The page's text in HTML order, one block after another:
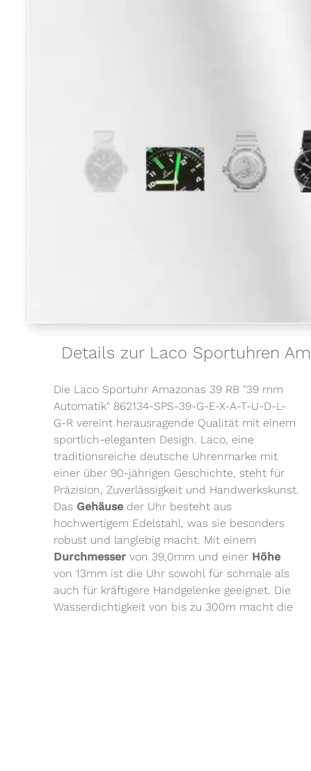
Details zur Laco Sportuhren
Die Laco Sportuhr Amazonas 39 RB "39 mm
Automatik" 862134-SPS-39-G-E-X-A-T-U-D-L-
G-R vereint herausragende Qualität mit einem
sportlich-eleganten Design. Laco, eine
traditionsreiche deutsche Uhrenmarke mit
einer über 90-jährigen Geschichte, steht für
Präzision, Zuverlässigkeit und Handwerkskunst.
Das Gehäuse der Uhr besteht aus
hochwertigem Edelstahl, was sie besonders
robust und langlebig macht. Mit einem
Durchmesser von 39,0mm und einer Höhe
von 13mm ist die Uhr sowohl für schmale als
auch für kräftigere Handgelenke geeignet. Die
Wasserdichtigkeit von bis zu 300m macht die